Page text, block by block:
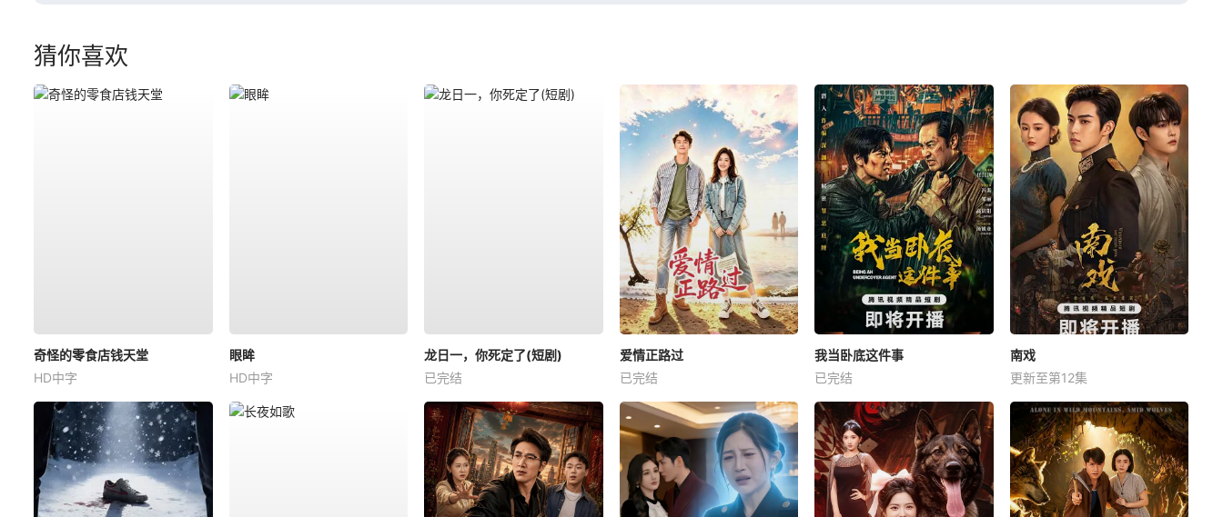
猜你喜欢
奇怪的零食店钱天堂
HD中字
眼眸
HD中字
龙日一，你死定了(短剧)
已完结
爱情正路过
已完结
我当卧底这件事
已完结
南戏
更新至第12集